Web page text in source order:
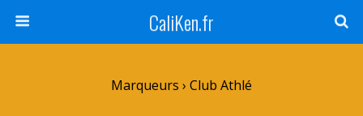
CaliKen.fr
Marqueurs › Club Athlé